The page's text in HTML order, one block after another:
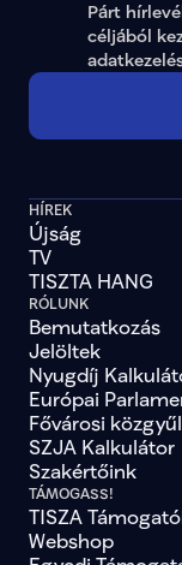
Párt
HÍREK
Újság
TV
TISZTA HANG
RÓLUNK
Bemutatkozás
Jelöltek
Nyugdíj
Európai
Fővárosi
SZJA Kalkulátor
Szakértőink
TÁMOGASS!
TISZA
Webshop